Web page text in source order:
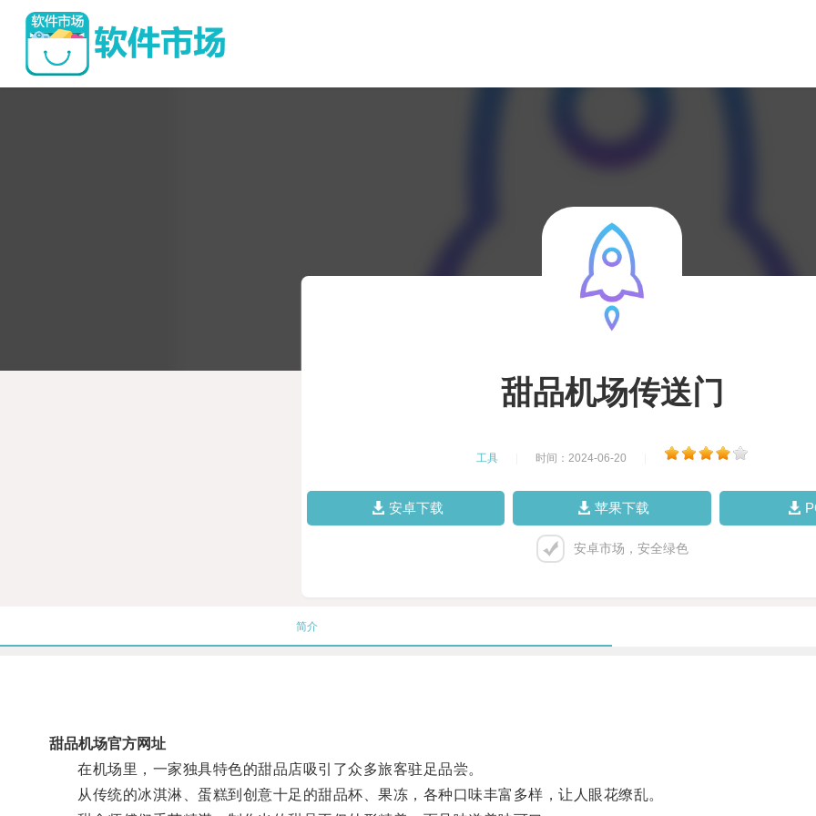
甜品机场传送门
工具 时间：2024-06-20
安卓下载 苹果下载
安卓市场，安全绿色
简介
甜品机场官方网址
在机场里，一家独具特色的甜品店吸引了众多旅客驻足品尝。
从传统的冰淇淋、蛋糕到创意十足的甜品杯、果冻，各种口味丰富多样，让人眼花缭乱。